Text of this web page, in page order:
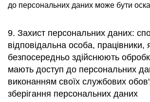
до персональних даних може бути
9. Захист персональних даних:
відповідальна особа, працівники,
безпосередньо здійснюють
мають доступ до персональних
виконанням своїх службових
зберігання персональних даних